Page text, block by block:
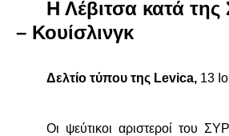
ΑΝΑΛΎΣΕΙΣ
ΔΙΕΘΝΉ
ΕΙΔΉΣΕΙΣ
Η Λέβιτσα κατά
– Κουίσλινγκ
Δελτίο τύπου της Levica,13
Οι ψεύτικοι αριστεροί του